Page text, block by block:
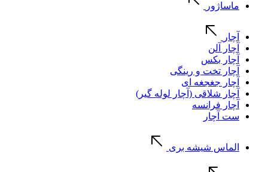
ماساژور
آچار
آچار آلن
آچار بکس
آچار تخت و رینگی
آچار جغجغه ای
آچار شلاقی (آچار لوله گیر)
آچار فرانسه
ست آچار
الماس شیشه بری